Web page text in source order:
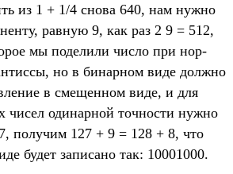
из 1 + 1/4 сно­ва 640, нам нуж­но
рав­ную 9, как раз 2 9 = 512,
мы подели­ли чис­ло при нор­
но в бинар­ном виде дол­жно
в сме­щен­ном виде, и для
чисел оди­нар­ной точ­ности нуж­но
получим 127 + 9 = 128 + 8, что
будет записа­но так: 10001000.